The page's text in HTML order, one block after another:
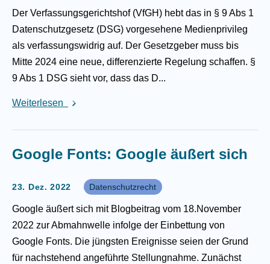
Der Verfassungsgerichtshof (VfGH) hebt das in § 9 Abs 1
Datenschutzgesetz (DSG) vorgesehene Medienprivileg
als verfassungswidrig auf. Der Gesetzgeber muss bis
Mitte 2024 eine neue, differenzierte Regelung schaffen. §
9 Abs 1 DSG sieht vor, dass das D...
Weiterlesen
Google Fonts: Google äußert sich
23. Dez. 2022 Datenschutzrecht
Google äußert sich mit Blogbeitrag vom 18.November
2022 zur Abmahnwelle infolge der Einbettung von
Google Fonts. Die jüngsten Ereignisse seien der Grund
für nachstehend angeführte Stellungnahme. Zunächst